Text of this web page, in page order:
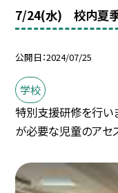
7/24(水) 校内夏
公開日 2024/07/25
学校
特別支援研修を行い
が必要な児童のアセ